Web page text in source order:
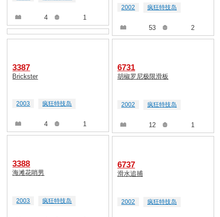
4 1
3387
Brickster
2003 疯狂特技岛
4 1
3388
海滩花哨男
2003 疯狂特技岛
2002 疯狂特技岛
53 2
6731
胡椒罗尼极限滑板
2002 疯狂特技岛
12 1
6737
滑水追捕
2002 疯狂特技岛